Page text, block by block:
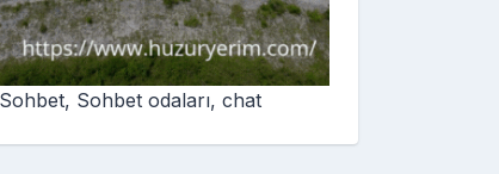
Sohbet, Sohbet odaları, chat